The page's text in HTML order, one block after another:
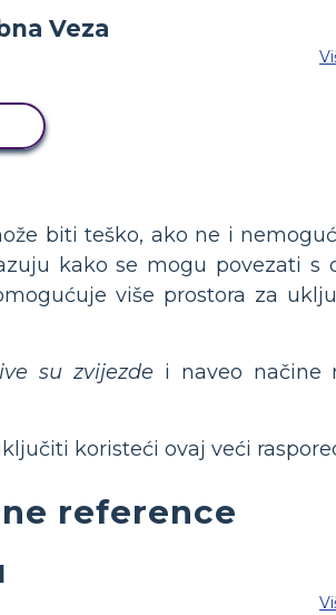
biti teško, ako ne i
kako se mogu povezati s
više prostora za
su zvijezde i naveo načine
koristeći ovaj veći
reference